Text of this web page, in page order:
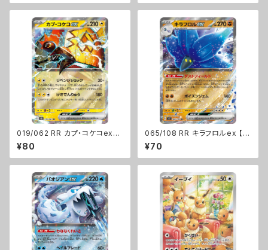
019/062 RR カプ・コケコex【s
v3a】Gレギュ
¥80
065/108 RR キラフロルex 【s
v3】 Gレギュ
¥70